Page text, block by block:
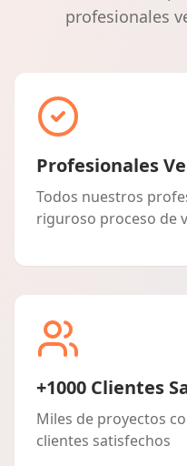
profesionales
Profesionales
Todos nuestros
riguroso proceso de
+1000 Clientes
Miles de proyectos
clientes satisfechos